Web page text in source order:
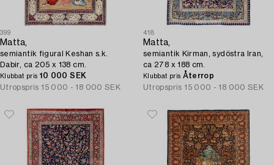
399
Matta,
semiantik figural Keshan s.k.
Dabir, ca 205 x 138 cm.
Klubbat pris 10 000 SEK
Utropspris 15 000 - 18 000 SEK
418
Matta,
semiantik Kirman, sydöstra Iran,
ca 278 x 188 cm.
Klubbat pris Återrop
Utropspris 15 000 - 18 000 SEK